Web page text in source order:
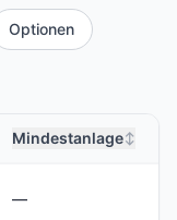
Optionen
Mindestanlage↕
—